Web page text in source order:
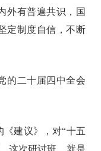
外有普遍共识，国
定制度自信，不断
的二十届四中全会
建议》，对“十五
这次研讨班，就是